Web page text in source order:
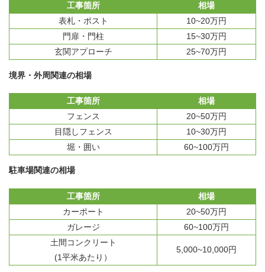
工事箇所
相場
表札・ポスト
10~20万円
門扉・門柱
15~30万円
玄関アプローチ
25~70万円
境界・外周関連の相場
工事箇所
相場
フェンス
20~50万円
目隠しフェンス
10~30万円
堀・囲い
60~100万円
駐車場関連の相場
工事箇所
相場
カーポート
20~50万円
ガレージ
60~100万円
土間コンクリート
(1平米あたり）
5,000~10,000円